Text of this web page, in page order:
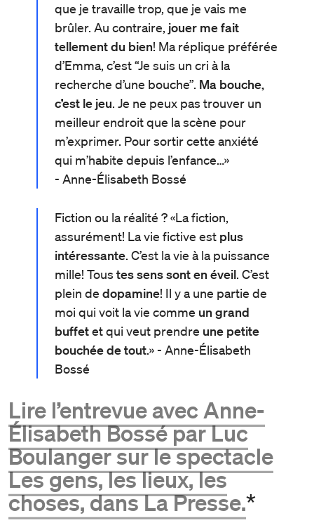
que je travaille trop, que je vais me
brûler. Au contraire, jouer me fait
tellement du bien! Ma réplique préférée
d’Emma, c’est “Je suis un cri à la
recherche d’une bouche”. Ma bouche,
c’est le jeu. Je ne peux pas trouver un
meilleur endroit que la scène pour
m’exprimer. Pour sortir cette anxiété
qui m’habite depuis l’enfance…»
- Anne-Élisabeth Bossé
Fiction ou la réalité ?«La fiction,
assurément! La vie fictive est plus
intéressante. C’est la vie à la puissance
mille! Tous tes sens sont en éveil. C’est
plein de dopamine! Il y a une partie de
moi qui voit la vie comme un grand
buffetet qui veut prendre une petite
bouchée de tout.» - Anne-Élisabeth
Bossé
Lire l’entrevue avec Anne-
Élisabeth Bossé par Luc
Boulanger sur le spectacle
Les gens, les lieux, les
choses, dans La Presse.*